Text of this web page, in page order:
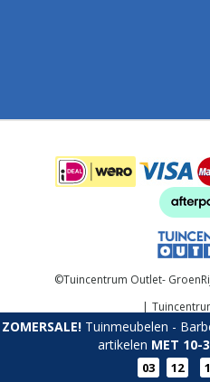
ZOMERSALE!Tuinmeubelen -
artikelen MET 10-
03 12
©Tuincentrum Outlet-